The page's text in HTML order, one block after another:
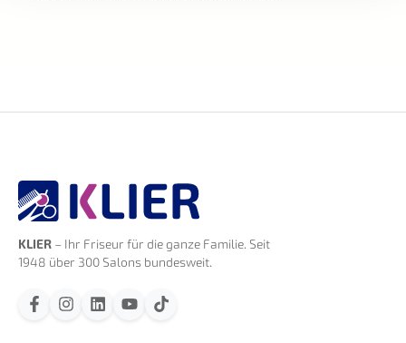
KLIER – Ihr Friseur für die ganze Familie. Seit
1948 über 300 Salons bundesweit.